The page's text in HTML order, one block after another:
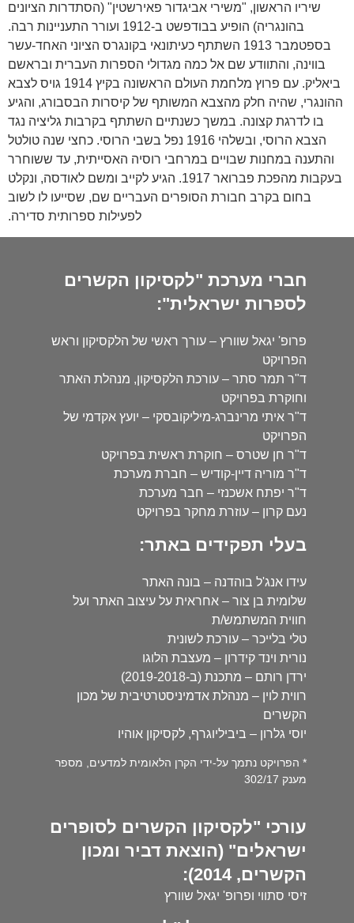
שיריו הראשון, "משירי אביגדור פאירשטין" (הסתדרות הציונים
בהונגריה) הופיע בבודפשט ב-1912 ועורר התעניינות רבה.
בספטמבר 1913 השתתף כעיתונאי בקונגרס הציוני האחד-עשר
בווינה, והתוודע שם אל כמה מגדולי הספרות העברית ובראשם
ביאליק. עם פרוץ מלחמת העולם הראשונה בקיץ 1914 גויס לצבא
ההונגרי, שהיה חלק מהצבא המשותף של קיסרות הבסבורג, והגיע
בו לדרגת קצונה. במשך כשנתיים השתתף בקרבות גליציה נגד
הצבא הרוסי, ובשלהי 1916 נפל בשבי הרוסי. כחצי שנה טולטל
והתענה במחנות שבויים במרחבי רוסיה האסייתית, עד ששוחרר
בעקבות מהפכת פברואר 1917. הגיע לקייב ומשם לאודסה, ונקלט
בחום בקרב חבורת הסופרים העבריים שם, שסייעו לו לשוב
לפעילות ספרותית סדירה.
חברי מערכת "לקסיקון הקשרים
לספרות ישראלית":
פרופ' יגאל שוורץ – עורך ראשי של הלקסיקון וראש
הפרויקט
ד"ר תמר סתר – עורכת הלקסיקון, מנהלת האתר
וחוקרת בפרויקט
ד"ר איתי מרינברג-מיליקובסקי – יועץ אקדמי של
הפרויקט
ד"ר חן שטרס – חוקרת ראשית בפרויקט
ד"ר מוריה דיין-קודיש – חברת מערכת
ד"ר יפתח אשכנזי – חבר מערכת
נעם קרון – עוזרת מחקר בפרויקט
בעלי תפקידים באתר:
עידו אנג'ל בוהדנה – בונה האתר
שלומית בן צור – אחראית על עיצוב האתר ועל
חווית המשתמש/ת
טלי בלייכר – עורכת לשונית
נורית וינד קידרון – מעצבת הלוגו
ירדן רותם – מתכנת (ב-2019-2018)
רווית לוין – מנהלת אדמיניסטרטיבית של מכון
הקשרים
יוסי גלרון – ביביליוגרף, לקסיקון אוהיו
* הפרויקט נתמך על-ידי הקרן הלאומית למדעים, מספר
מענק 302/17
עורכי "לקסיקון הקשרים לסופרים
ישראלים" (הוצאת דביר ומכון
הקשרים, 2014):
זיסי סתווי ופרופ' יגאל שוורץ